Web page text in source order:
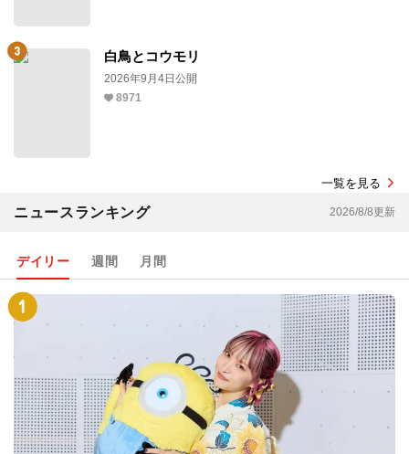
白鳥とコウモリ
2026年9月4日公開
8971
一覧を見る
ニュースランキング 2026/8/8更新
デイリー 週間 月間